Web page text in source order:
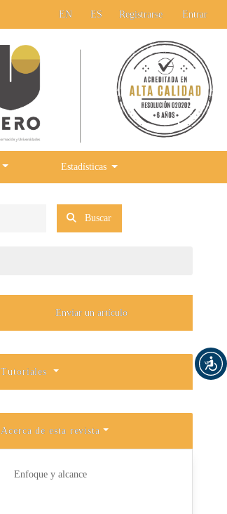
EN ES Registrarse Entrar
Estadísticas
Buscar
Enviar un artículo
Tutoriales
Acerca de esta revista
Enfoque y alcance